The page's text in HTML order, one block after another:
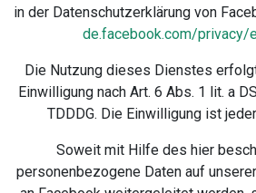
in der Datenschutzerklärung von
de.facebook.com/privacy/
Die Nutzung dieses Dienstes
Einwilligung nach Art. 6 Abs. 1 lit. a
TDDDG. Die Einwilligung ist
Soweit mit Hilfe des hier
personenbezogene Daten auf